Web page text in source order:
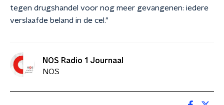
tegen drugshandel voor nog meer gevangenen: iedere
verslaafde beland in de cel."
NOS Radio 1 Journaal
NOS